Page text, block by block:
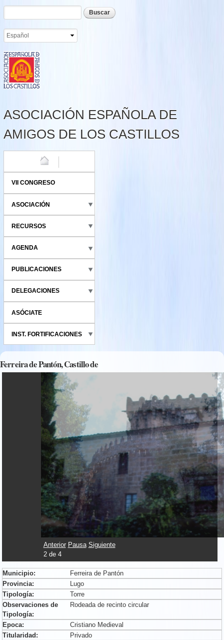
Pasar al
contenido
Formulario de búsqueda
Buscar
ASOCIACIÓN ESPAÑOLA DE
AMIGOS DE LOS CASTILLOS
VII CONGRESO
ASOCIACIÓN
RECURSOS
AGENDA
PUBLICACIONES
DELEGACIONES
ASÓCIATE
INST. FORTIFICACIONES
Ferreira de Pantón, Castillo de
Anterior Pausa Siguiente
2de 4
Municipio:
Ferreira de Pantón
Provincia:
Lugo
Tipología:
Torre
Observaciones de
Tipología:
Rodeada de recinto circular
Epoca:
Cristiano Medieval
Titularidad:
Privado